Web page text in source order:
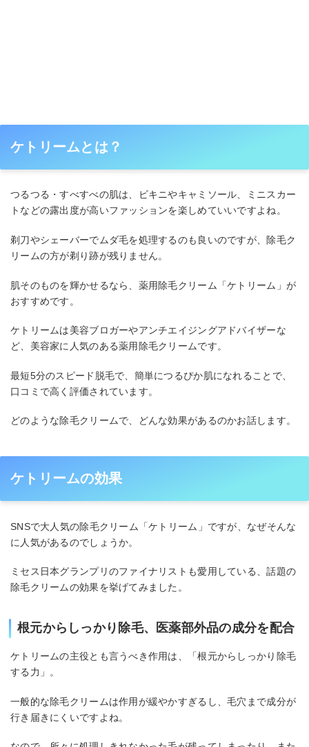
ケトリームとは？
つるつる・すべすべの肌は、ビキニやキャミソール、ミニスカー
トなどの露出度が高いファッションを楽しめていいですよね。
剃刀やシェーバーでムダ毛を処理するのも良いのですが、除毛ク
リームの方が剃り跡が残りません。
肌そのものを輝かせるなら、薬用除毛クリーム「ケトリーム」が
おすすめです。
ケトリームは美容ブロガーやアンチエイジングアドバイザーな
ど、美容家に人気のある薬用除毛クリームです。
最短5分のスピード脱毛で、簡単につるぴか肌になれることで、
口コミで高く評価されています。
どのような除毛クリームで、どんな効果があるのかお話します。
ケトリームの効果
SNSで大人気の除毛クリーム「ケトリーム」ですが、なぜそんな
に人気があるのでしょうか。
ミセス日本グランプリのファイナリストも愛用している、話題の
除毛クリームの効果を挙げてみました。
根元からしっかり除毛、医薬部外品の成分を配合
ケトリームの主役とも言うべき作用は、「根元からしっかり除毛
する力」。
一般的な除毛クリームは作用が緩やかすぎるし、毛穴まで成分が
行き届きにくいですよね。